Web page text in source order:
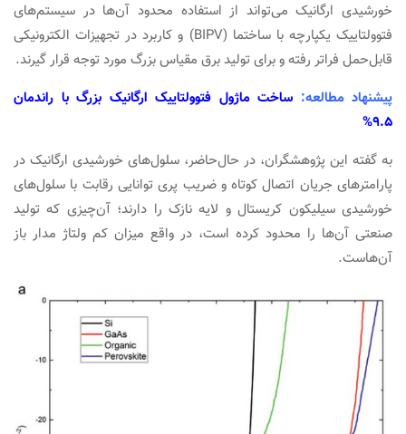
خورشیدی ارگانیک می‌تواند از استفاده محدود آن‌ها در سیستم‌های
فتوولتاییک یکپارچه با ساختما (BIPV) و کاربرد در تجهیزات الکترونیکی
قابل‌حمل فراتر رفته و برای تولید برق مقیاس بزرگ مورد توجه قرار گیرند.
پیشنهاد مطالعه: ساخت ماژول فتوولتاییک ارگانیک بزرگ با راندمان
۹.۵%
به گفته این پژوهشگران، در حال‌حاضر، سلول‌های خورشیدی ارگانیک در
پارامترهای جریان اتصال کوتاه و ضریب پری توانایی رقابت با سلول‌های
خورشیدی سیلیکون کریستال و لایه نازک را دارند؛ آن‌چیزی که تولید
صنعتی آن‌ها را محدود کرده است، در واقع میزان کم ولتاژ مدار باز
آن‌هاست.